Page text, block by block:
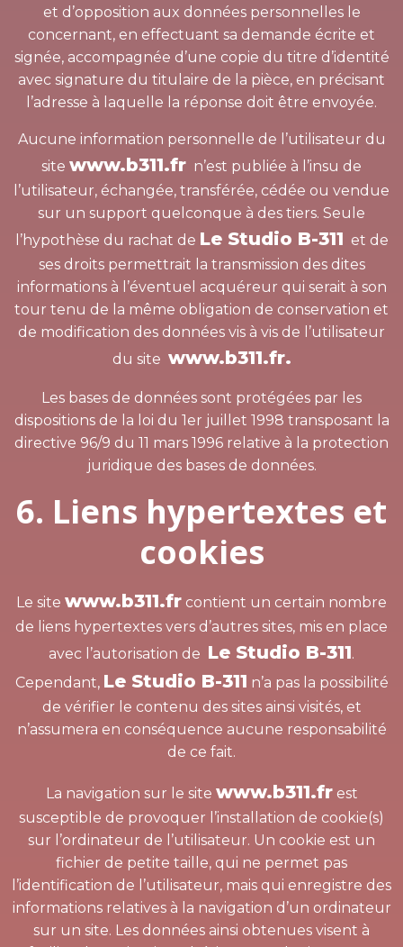
et d’opposition aux données personnelles le
concernant, en effectuant sa demande écrite et
signée, accompagnée d’une copie du titre d’identité
avec signature du titulaire de la pièce, en précisant
l’adresse à laquelle la réponse doit être envoyée.
Aucune information personnelle de l’utilisateur du
site www.b311.fr n’est publiée à l’insu de
l’utilisateur, échangée, transférée, cédée ou vendue
sur un support quelconque à des tiers. Seule
l’hypothèse du rachat de Le Studio B-311 et de
ses droits permettrait la transmission des dites
informations à l’éventuel acquéreur qui serait à son
tour tenu de la même obligation de conservation et
de modification des données vis à vis de l’utilisateur
du site www.b311.fr.
Les bases de données sont protégées par les
dispositions de la loi du 1er juillet 1998 transposant la
directive 96/9 du 11 mars 1996 relative à la protection
juridique des bases de données.
6. Liens hypertextes et
cookies
Le site www.b311.fr contient un certain nombre
de liens hypertextes vers d’autres sites, mis en place
avec l’autorisation de Le Studio B-311.
Cependant, Le Studio B-311 n’a pas la possibilité
de vérifier le contenu des sites ainsi visités, et
n’assumera en conséquence aucune responsabilité
de ce fait.
La navigation sur le site www.b311.frest
susceptible de provoquer l’installation de cookie(s)
sur l’ordinateur de l’utilisateur. Un cookie est un
fichier de petite taille, qui ne permet pas
l’identification de l’utilisateur, mais qui enregistre des
informations relatives à la navigation d’un ordinateur
sur un site. Les données ainsi obtenues visent à